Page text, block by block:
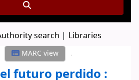
search Libraries
MARC view
futuro perdido :